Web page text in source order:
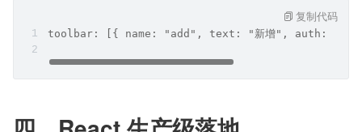
toolbar: [{ name: "add", text: "新增", auth:
复制代码